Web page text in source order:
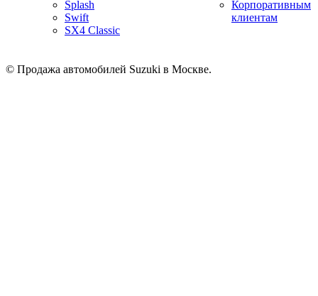
Splash
Swift
SX4 Classic
Корпоративным
клиентам
© Продажа автомобилей Suzuki в Москве.